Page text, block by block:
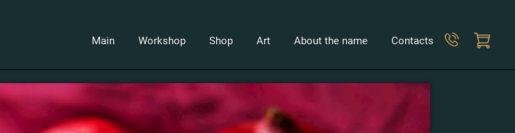
Main Workshop Shop Art About the name Contacts